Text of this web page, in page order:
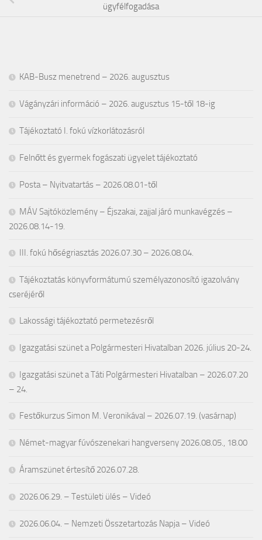
ügyfélfogadása
KAB-Busz menetrend – 2026. augusztus
Vágányzári információ – 2026. augusztus 15-től 18-ig
Tájékoztató I. fokú vízkorlátozásról
Felnőtt és gyermek fogászati ügyelet tájékoztató
Posta – Nyitvatartás – 2026.08.01-től
MÁV Sajtóközlemény – Éjszakai, zajjal járó munkavégzés –
2026.08.14-19.
III. fokú hőségriasztás 2026.07.30 – 2026.08.04.
Tájékoztatás könyvformátumú személyazonosító igazolvány
cseréjéről
Lakossági tájékoztató permetezésről
Igazgatási szünet a Polgármesteri Hivatalban 2026. július 20-24.
Igazgatási szünet a Táti Polgármesteri Hivatalban – 2026.07.20
– 24.
Festőkurzus Simon M. Veronikával – 2026.07.19. (vasárnap)
Német-magyar fúvószenekari hangverseny 2026.08.05., 18.00
Áramszünet értesítő 2026.07.28.
2026.06.29. – Testületi ülés – Videó
2026.06.04. – Nemzeti Összetartozás Napja – Videó